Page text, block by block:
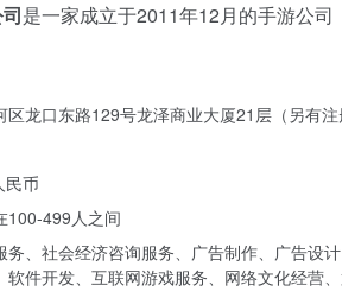
是一家成立于2011年12月的手游公
区龙口东路129号龙泽商业大厦21层（另有
民币
100-499人之间
务、社会经济咨询服务、广告制作、广告
软件开发、互联网游戏服务、网络文化经营